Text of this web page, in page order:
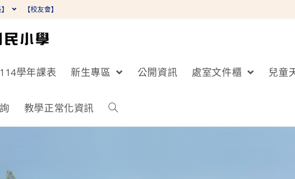
【校友會】
114學年課表 新生專區 公開資訊 處室文件櫃 兒童
教學正常化資訊